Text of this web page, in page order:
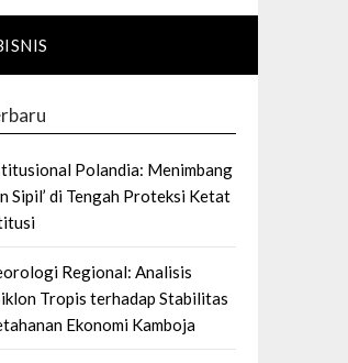
Polandia: Menimbang
Sipil’ di Tengah Proteksi Ketat
Regional: Analisis
Tropis terhadap Stabilitas
Ekonomi Kamboja